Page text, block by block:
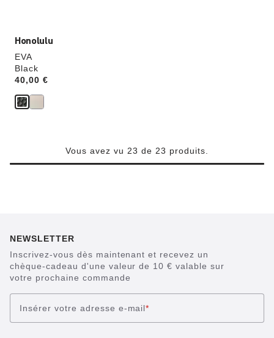
Honolulu
EVA
Black
Price:
40,00 €
Vous avez vu 23 de 23 produits.
NEWSLETTER
Inscrivez-vous dès maintenant et recevez un
chèque-cadeau d'une valeur de 10 € valable sur
votre prochaine commande
Insérer votre adresse e-mail*